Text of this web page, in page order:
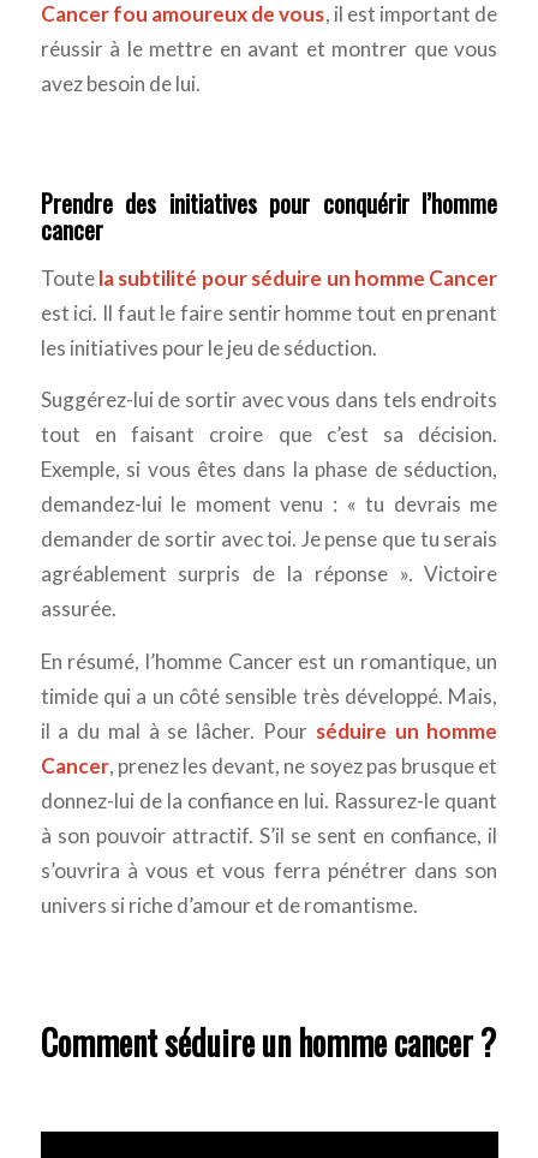
Cancer fou amoureux de vous, il est important de
réussir à le mettre en avant et montrer que vous
avez besoin de lui.
Prendre des initiatives pour conquérir l’homme
cancer
Toutela subtilité pour séduire un homme Cancer
est ici. Il faut le faire sentir homme tout en prenant
les initiatives pour le jeu de séduction.
Suggérez-lui de sortir avec vous dans tels endroits
tout en faisant croire que c’est sa décision.
Exemple, si vous êtes dans la phase de séduction,
demandez-lui le moment venu : « tu devrais me
demander de sortir avec toi. Je pense que tu serais
agréablement surpris de la réponse ». Victoire
assurée.
En résumé, l’homme Cancer est un romantique, un
timide qui a un côté sensible très développé. Mais,
il a du mal à se lâcher. Pour séduire un homme
Cancer, prenez les devant, ne soyez pas brusque et
donnez-lui de la confiance en lui. Rassurez-le quant
à son pouvoir attractif. S’il se sent en confiance, il
s’ouvrira à vous et vous ferra pénétrer dans son
univers si riche d’amour et de romantisme.
Comment séduire un homme cancer ?